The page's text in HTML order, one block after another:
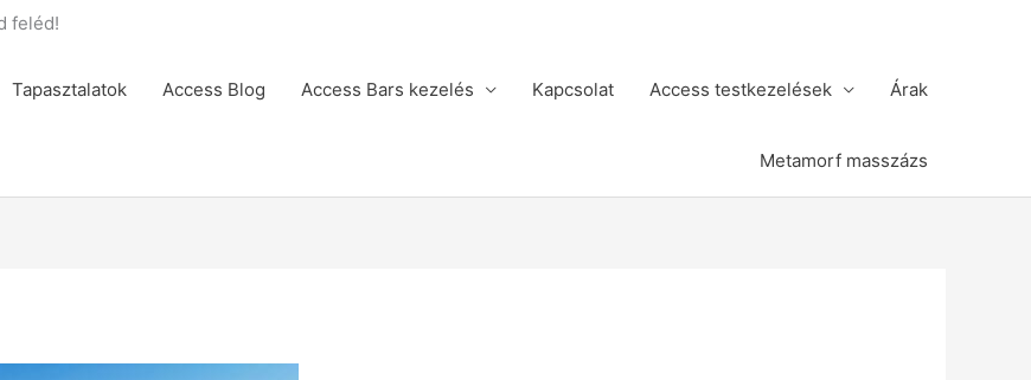
feléd!
Tapasztalatok Access Blog Access Bars kezelés Kapcsolat Access testkezelések Árak
Metamorf masszázs